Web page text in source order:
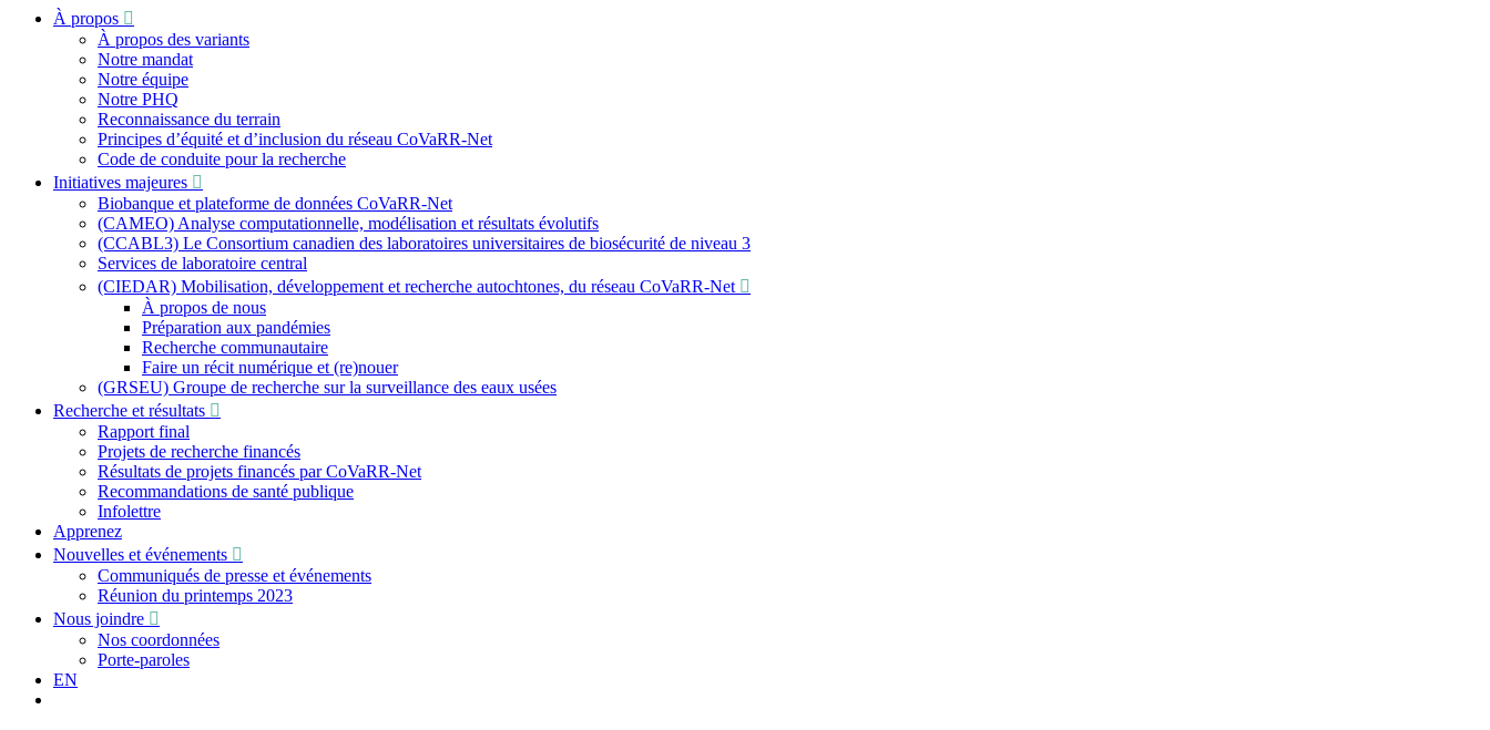
À propos
À propos des variants
Notre mandat
Notre équipe
Notre PHQ
Reconnaissance du terrain
Principes d’équité et d’inclusion du réseau CoVaRR-Net
Code de conduite pour la recherche
Initiatives majeures
Biobanque et plateforme de données CoVaRR-Net
(CAMEO) Analyse computationnelle, modélisation et résultats évolutifs
(CCABL3) Le Consortium canadien des laboratoires universitaires de biosécurité de niveau 3
Services de laboratoire central
(CIEDAR) Mobilisation, développement et recherche autochtones, du réseau CoVaRR-Net
À propos de nous
Préparation aux pandémies
Recherche communautaire
Faire un récit numérique et (re)nouer
(GRSEU) Groupe de recherche sur la surveillance des eaux usées
Recherche et résultats
Rapport final
Projets de recherche financés
Résultats de projets financés par CoVaRR-Net
Recommandations de santé publique
Infolettre
Apprenez
Nouvelles et événements
Communiqués de presse et événements
Réunion du printemps 2023
Nous joindre
Nos coordonnées
Porte-paroles
EN